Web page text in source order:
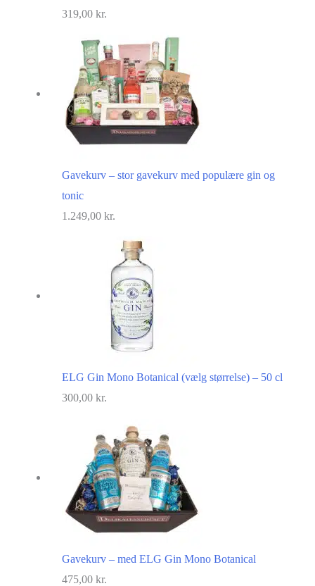
319,00 kr.
Gavekurv – stor gavekurv med populære gin og
tonic
1.249,00 kr.
ELG Gin Mono Botanical (vælg størrelse) – 50 cl
300,00 kr.
Gavekurv – med ELG Gin Mono Botanical
475,00 kr.